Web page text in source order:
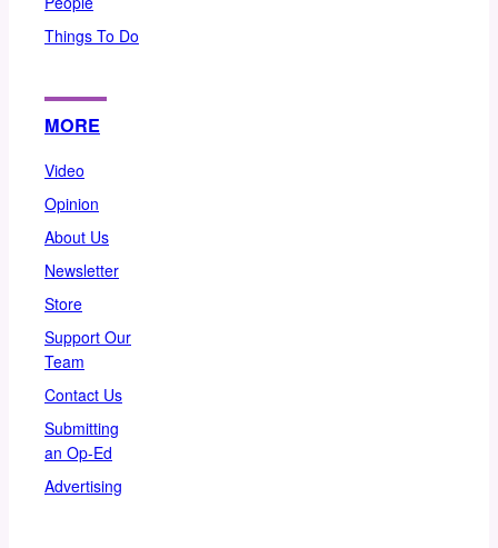
Things To Do
MORE
Video
Opinion
About Us
Newsletter
Store
Support Our
Team
Contact Us
Submitting
an Op-Ed
Advertising